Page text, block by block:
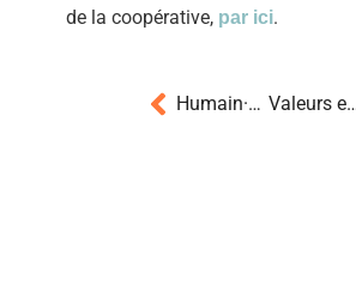
de la coopérative, par ici.
Humain·e·s Valeurs et